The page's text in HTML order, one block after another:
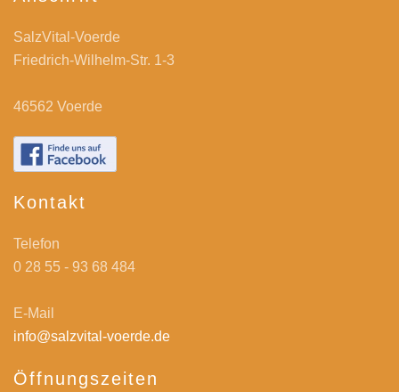
SalzVital-Voerde
Friedrich-Wilhelm-Str. 1-3
46562 Voerde
Kontakt
Telefon
0 28 55 - 93 68 484
E-Mail
info@salzvital-voerde.de
Öffnungszeiten